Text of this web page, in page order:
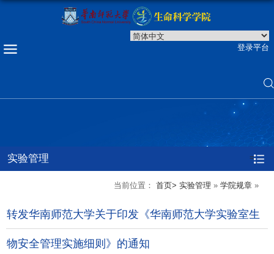
登录平台
实验管理 =
当前位置： 首页> 实验管理 » 学院规章 »
转发华南师范大学关于印发《华南师范大学实验室生
物安全管理实施细则》的通知